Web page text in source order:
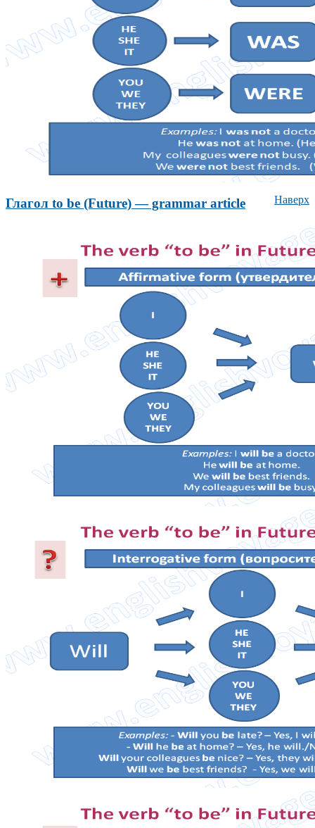
Наверх
Глагол to be (Future) — grammar article